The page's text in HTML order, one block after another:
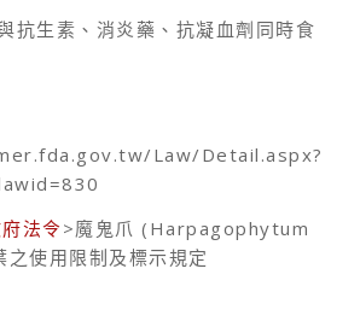
抗生素、消炎藥、抗凝血劑同時食
Law/Detail.aspx?
法令>魔鬼爪 (Harpagophytum
使用限制及標示規定